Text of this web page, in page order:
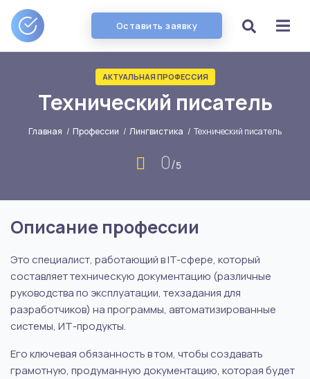
Оставить заявку
АКТУАЛЬНАЯ ПРОФЕССИЯ
Технический писатель
Главная / Профессии / Лингвистика / Технический писатель
0/5
Описание профессии
Это специалист, работающий в IT-сфере, который
составляет техническую документацию (различные
руководства по эксплуатации, техзадания для
разработчиков) на программы, автоматизированные
системы, ИТ-продукты.
Его ключевая обязанность в том, чтобы создавать
грамотную, продуманную документацию, которая будет